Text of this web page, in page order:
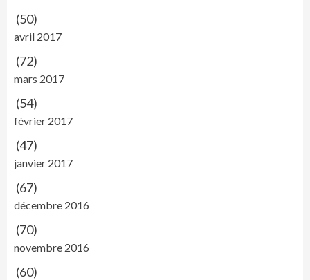
(50)
avril 2017
(72)
mars 2017
(54)
février 2017
(47)
janvier 2017
(67)
décembre 2016
(70)
novembre 2016
(60)